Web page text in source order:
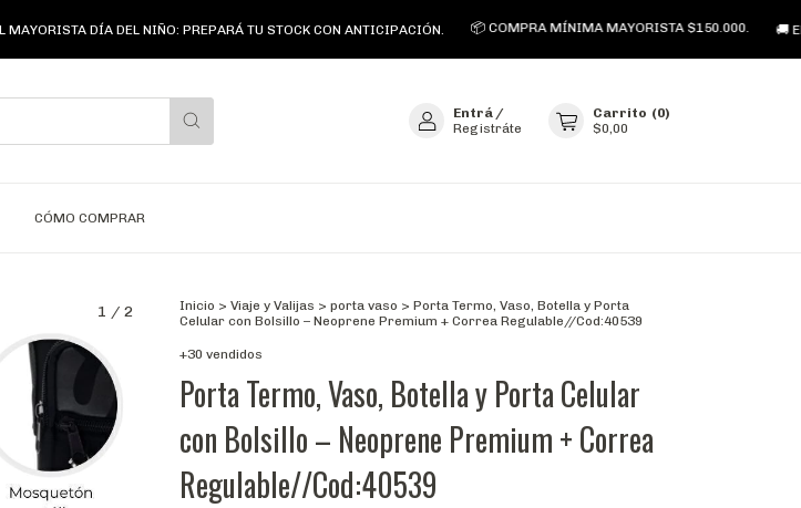
DÍA DEL NIÑO: PREPARÁ TU STOCK CON ANTICIPACIÓN. 📦 COMPRA MÍNIMA MAYORISTA $150.000. 🚚 ENVÍO
Entrá /
Registráte
Carrito (0)
$0,00
CÓMO COMPRAR
1 / 2 Inicio > Viaje y Valijas > porta vaso > Porta Termo, Vaso, Botella y Porta
Celular con Bolsillo – Neoprene Premium + Correa Regulable//Cod:40539
+30 vendidos
Porta Termo, Vaso, Botella y Porta Celular
con Bolsillo – Neoprene Premium + Correa
Regulable//Cod:40539